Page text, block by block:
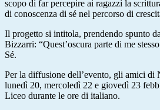
scopo di far percepire ai ragazzi la
di conoscenza di sé nel percorso di
Il progetto si intitola, prendendo spunto
Bizzarri: “Quest’oscura parte di me
Sé.
Per la diffusione dell’evento, gli amici di
lunedì 20, mercoledì 22 e giovedì 23
Liceo durante le ore di italiano.